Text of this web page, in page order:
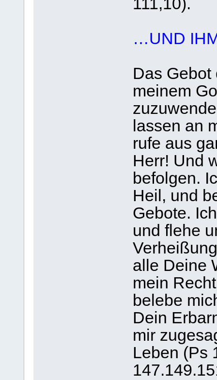
111,10).
…UND
Das Gebot
meinem
lassen an
rufe aus
Herr! Und
befolgen.
Heil, und
Gebote.
und flehe
alle Deine
mein
belebe
Dein
mir
Leben (Ps